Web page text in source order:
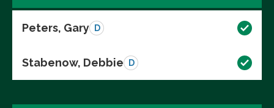
Peters, Gary D
Stabenow, Debbie D